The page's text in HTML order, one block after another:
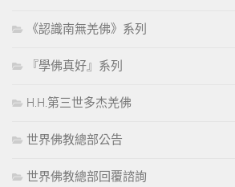
《認識南無羌佛》系列
『學佛真好』系列
H.H.第三世多杰羌佛
世界佛教總部公告
世界佛教總部回覆諮詢